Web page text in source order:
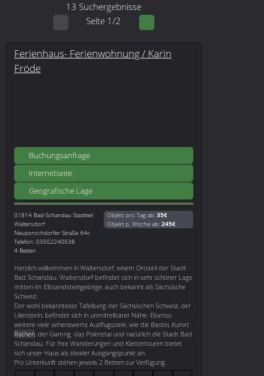
13 Suchergebnisse
Seite 1/2
Ferienhaus- Ferienwohnung / Karin
Fröde
Buchungsanfrage
Internetseite
Geografische Lage
01814 Bad-Schandau Stadtteil
Waltersdorf
Neuporschdorfer Straße 64c
Telefon: 03502240538
4 Betten
Objekt pro Tag ab: 35€
Objekt p. Woche ab: 245€
Herzlich willkommen in Waltersdorf, einem Ortsteil der Stadt
Bad Schandau. Waltersdorf befindet sich in sehr schöner Lage
mitten im Elbsandsteingebirge, auch bekannt als Sächsische
Schweiz.
Der wohl bekannteste Tafelberg der Sächsischen Schweiz, der
Lilienstein, befindet sich in unmittelbarer Nähe. Ebenso
weitere viele sehenswerte Ausflugsziele, wie die Bastei, Kurort
Rathen, der Gamrig, das Polenztal und natürlich die Stadt Bad
Schandau. Für Ihre Wanderungen und Klettertouren bietet
sich unser Haus als idealer Ausgangspunkt an.
Pro Unterkunft stehen jeweils 2 Betten zur Verfügung.